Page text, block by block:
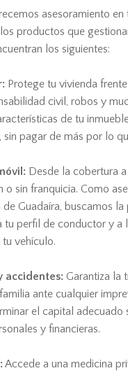
asesoramiento en
productos que
los siguientes:
Protege tu vivienda
civil, robos y
de tu
sin pagar de más por lo
Desde la cobertura
o sin franquicia. Como
de Guadaíra, buscamos la
tu perfil de conductor y a
vehículo.
accidentes: Garantiza la
ante cualquier
el capital adecuado
y financieras.
Accede a una medicina